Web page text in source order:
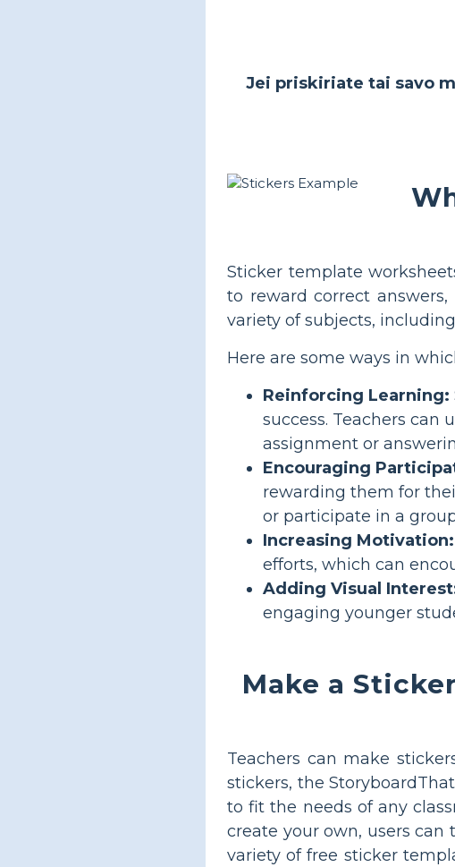
Jei priskiriate tai savo
Sticker template
to reward correct
variety of subjects,
Here are some ways in
Reinforcing Learning:
success. Teachers
assignment or
Encouraging
rewarding them for
or participate in a
Increasing Motivation:
efforts, which can
Adding Visual
engaging younger
Make a
Teachers can make
stickers, the
to fit the needs of any
create your own, users
variety of free sticker